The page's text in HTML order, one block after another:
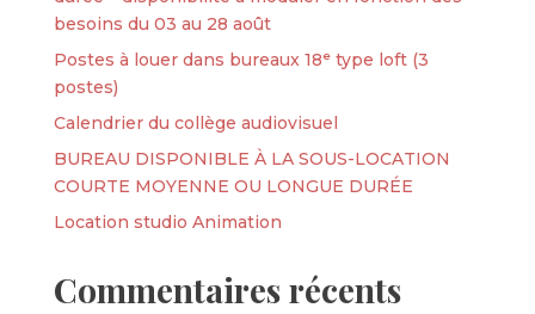
besoins du 03 au 28 août
Postes à louer dans bureaux 18ᵉ type loft (3
postes)
Calendrier du collège audiovisuel
BUREAU DISPONIBLE À LA SOUS-LOCATION
COURTE MOYENNE OU LONGUE DURÉE
Location studio Animation
Commentaires récents